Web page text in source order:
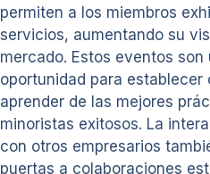
permiten a los miembros
servicios, aumentando su
mercado. Estos eventos son
oportunidad para
aprender de las mejores
minoristas exitosos. La
con otros empresarios
puertas a colaboraciones